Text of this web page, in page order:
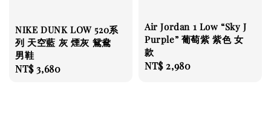
NIKE DUNK LOW 520系
列 天空藍 灰 煙灰 鴛鴦
男鞋
Regular
NT$ 3,680
Air Jordan 1 Low “Sky J
Purple” 葡萄紫 紫色 女
款
Regular
NT$ 2,980